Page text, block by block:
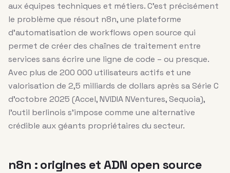
aux équipes techniques et métiers. C’est précisément
le problème que résout n8n, une plateforme
d’automatisation de workflows open source qui
permet de créer des chaînes de traitement entre
services sans écrire une ligne de code – ou presque.
Avec plus de 200 000 utilisateurs actifs et une
valorisation de 2,5 milliards de dollars après sa Série C
d’octobre 2025 (Accel, NVIDIA NVentures, Sequoia),
l’outil berlinois s’impose comme une alternative
crédible aux géants propriétaires du secteur.
n8n : origines et ADN open source